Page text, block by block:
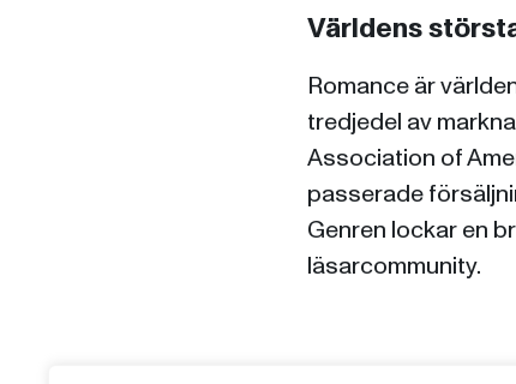
Världens
Romance är
tredjedel av
Association of
passerade
Genren lockar en
läsarcommunity.